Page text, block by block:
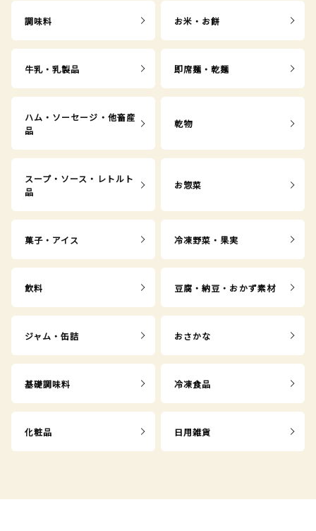
調味料 お米・お餅
牛乳・乳製品 即席麺・乾麺
ハム・ソーセージ・他畜産
品
乾物
スープ・ソース・レトルト
品
お惣菜
菓子・アイス 冷凍野菜・果実
飲料 豆腐・納豆・おかず素材
ジャム・缶詰 おさかな
基礎調味料 冷凍食品
化粧品 日用雑貨